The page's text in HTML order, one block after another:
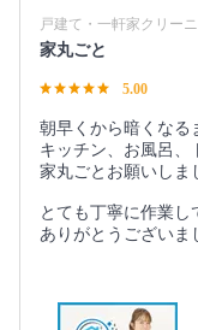
戸建て・一軒家クリー
家丸ごと
5.00
朝早くから暗くな
キッチン、お風呂、
家丸ごとお願いしま
とても丁寧に作業し
ありがとうございま